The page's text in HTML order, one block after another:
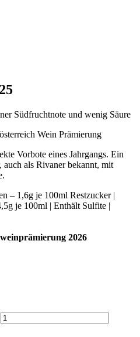
Südfruchtnote und wenig Säure
Vorbote eines Jahrgangs. Ein
als Rivaner bekannt, mit
– 1,6g je 100ml Restzucker |
je 100ml | Enthält Sulfite |
2026